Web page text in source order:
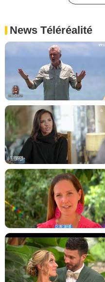
News Téléréalité